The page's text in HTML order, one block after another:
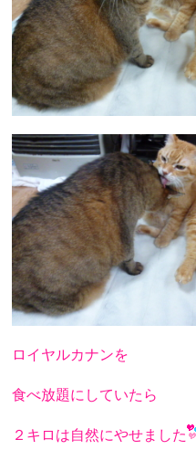
ロイヤルカナンを
食べ放題にしていたら
２キロは自然にやせました